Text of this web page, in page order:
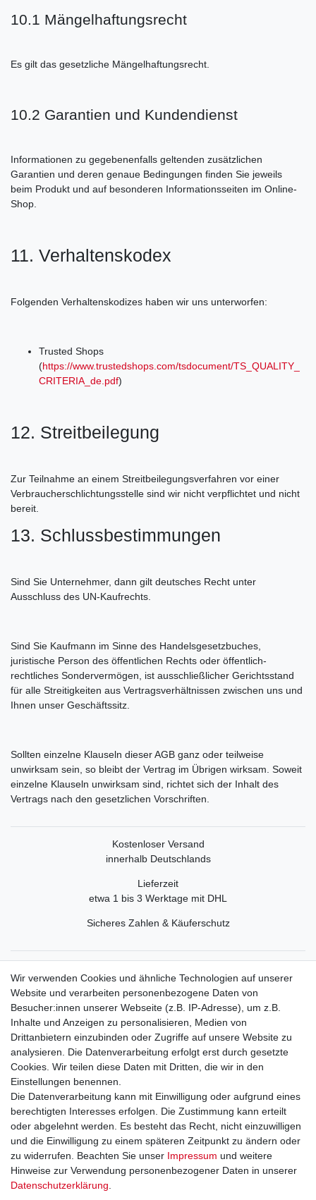
10.1 Mängelhaftungsrecht
Es gilt das gesetzliche Mängelhaftungsrecht.
10.2 Garantien und Kundendienst
Informationen zu gegebenenfalls geltenden zusätzlichen
Garantien und deren genaue Bedingungen finden Sie jeweils
beim Produkt und auf besonderen Informationsseiten im Online-
Shop.
11. Verhaltenskodex
Folgenden Verhaltenskodizes haben wir uns unterworfen:
Trusted Shops
(https://www.trustedshops.com/tsdocument/TS_QUALITY_
CRITERIA_de.pdf)
12. Streitbeilegung
Zur Teilnahme an einem Streitbeilegungsverfahren vor einer
Verbraucherschlichtungsstelle sind wir nicht verpflichtet und nicht
bereit.
13. Schlussbestimmungen
Sind Sie Unternehmer, dann gilt deutsches Recht unter
Ausschluss des UN-Kaufrechts.
Sind Sie Kaufmann im Sinne des Handelsgesetzbuches,
juristische Person des öffentlichen Rechts oder öffentlich-
rechtliches Sondervermögen, ist ausschließlicher Gerichtsstand
für alle Streitigkeiten aus Vertragsverhältnissen zwischen uns und
Ihnen unser Geschäftssitz.
Sollten einzelne Klauseln dieser AGB ganz oder teilweise
unwirksam sein, so bleibt der Vertrag im Übrigen wirksam. Soweit
einzelne Klauseln unwirksam sind, richtet sich der Inhalt des
Vertrags nach den gesetzlichen Vorschriften.
Kostenloser Versand
innerhalb Deutschlands
Lieferzeit
etwa 1 bis 3 Werktage mit DHL
Sicheres Zahlen & Käuferschutz
Rechtliche Informationen
Widerrufsrecht
Widerrufsformular
Datenschutzerklärung
AGB
Impressum
Vertrag widerrufen Kontakt
Zahlungsarten
Wir verwenden Cookies und ähnliche Technologien auf unserer
Website und verarbeiten personenbezogene Daten von
Besucher:innen unserer Webseite (z.B. IP-Adresse), um z.B.
Inhalte und Anzeigen zu personalisieren, Medien von
Drittanbietern einzubinden oder Zugriffe auf unsere Website zu
analysieren. Die Datenverarbeitung erfolgt erst durch gesetzte
Cookies. Wir teilen diese Daten mit Dritten, die wir in den
Einstellungen benennen.
Die Datenverarbeitung kann mit Einwilligung oder aufgrund eines
berechtigten Interesses erfolgen. Die Zustimmung kann erteilt
oder abgelehnt werden. Es besteht das Recht, nicht einzuwilligen
und die Einwilligung zu einem späteren Zeitpunkt zu ändern oder
zu widerrufen. Beachten Sie unser Impressum und weitere
Hinweise zur Verwendung personenbezogener Daten in unserer
Daten­schutz­erklärung